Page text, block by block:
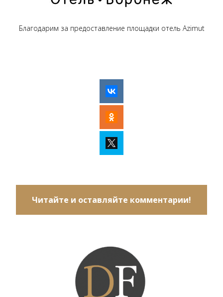
Благодарим за предоставление площадки отель Azimut
Читайте и оставляйте комментарии!